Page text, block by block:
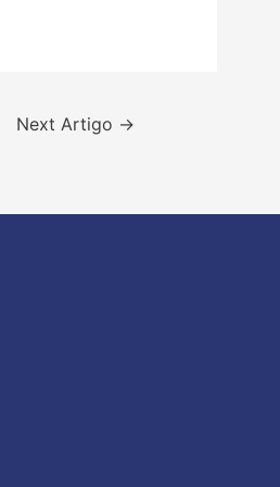
Next Artigo →